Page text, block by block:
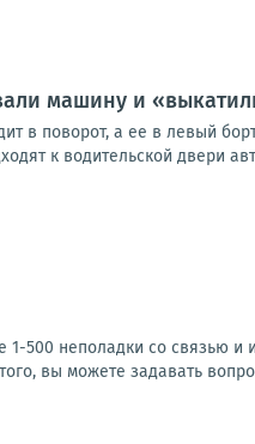
машину и
в поворот, а ее в левый
к водительской двери
500 неполадки со связью и
вы можете задавать